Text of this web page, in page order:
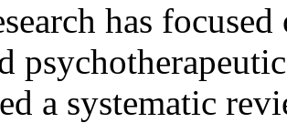
has
a systematic